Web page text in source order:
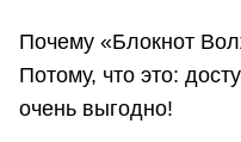
Почему «Блокнот
Потому, что это:
очень выгодно!